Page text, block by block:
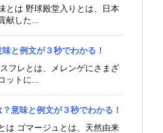
とは 野球殿堂入りとは、日本
献した...
味と例文が３秒でわかる！
フレとは、メレンゲにさまざ
ットに...
？意味と例文が３秒でわかる！
は ゴマージュとは、天然由来